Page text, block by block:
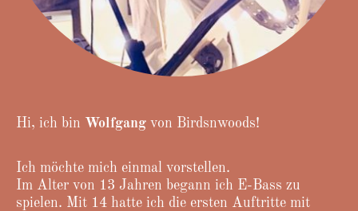
Hi, ich bin Wolfgang von Birdsnwoods!
Ich möchte mich einmal vorstellen.
Im Alter von 13 Jahren begann ich E-Bass zu
spielen. Mit 14 hatte ich die ersten Auftritte mit